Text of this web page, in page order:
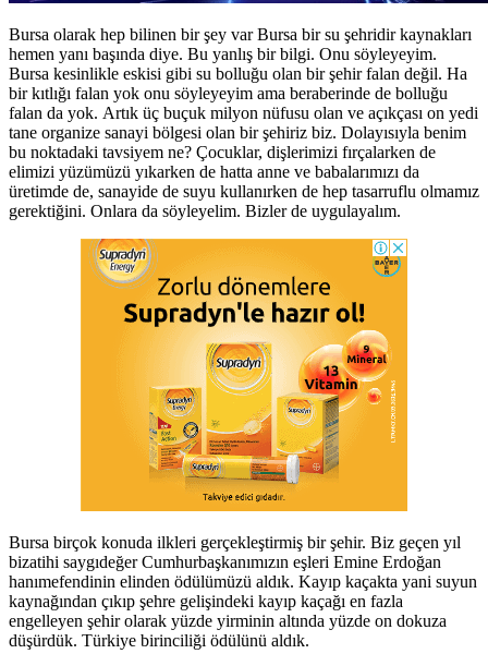
Bursa olarak hep bilinen bir şey var Bursa bir su şehridir kaynakları
hemen yanı başında diye. Bu yanlış bir bilgi. Onu söyleyeyim.
Bursa kesinlikle eskisi gibi su bolluğu olan bir şehir falan değil. Ha
bir kıtlığı falan yok onu söyleyeyim ama beraberinde de bolluğu
falan da yok. Artık üç buçuk milyon nüfusu olan ve açıkçası on yedi
tane organize sanayi bölgesi olan bir şehiriz biz. Dolayısıyla benim
bu noktadaki tavsiyem ne? Çocuklar, dişlerimizi fırçalarken de
elimizi yüzümüzü yıkarken de hatta anne ve babalarımızı da
üretimde de, sanayide de suyu kullanırken de hep tasarruflu olmamız
gerektiğini. Onlara da söyleyelim. Bizler de uygulayalım.
Bursa birçok konuda ilkleri gerçekleştirmiş bir şehir. Biz geçen yıl
bizatihi saygıdeğer Cumhurbaşkanımızın eşleri Emine Erdoğan
hanımefendinin elinden ödülümüzü aldık. Kayıp kaçakta yani suyun
kaynağından çıkıp şehre gelişindeki kayıp kaçağı en fazla
engelleyen şehir olarak yüzde yirminin altında yüzde on dokuza
düşürdük. Türkiye birinciliği ödülünü aldık.